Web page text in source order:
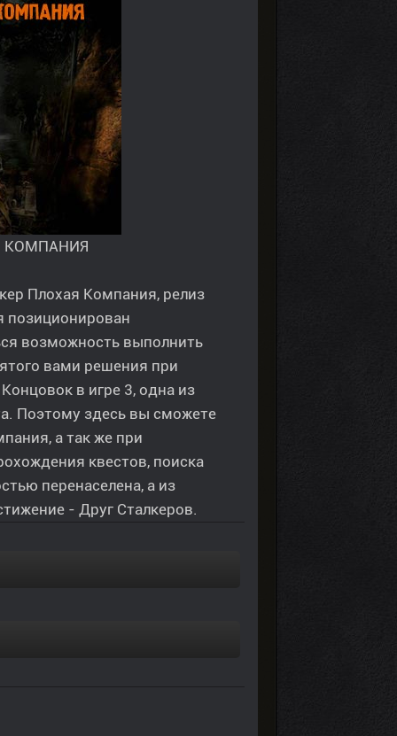
КОМПАНИЯ
Плохая Компания, релиз
позиционирован
возможность выполнить
вами решения при
в игре 3, одна из
Поэтому здесь вы сможете
а так же при
квестов, поиска
перенаселена, а из
- Друг Сталкеров.